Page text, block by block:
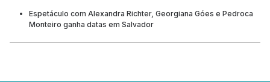
Espetáculo com Alexandra Richter, Georgiana Góes e Pedroca
Monteiro ganha datas em Salvador